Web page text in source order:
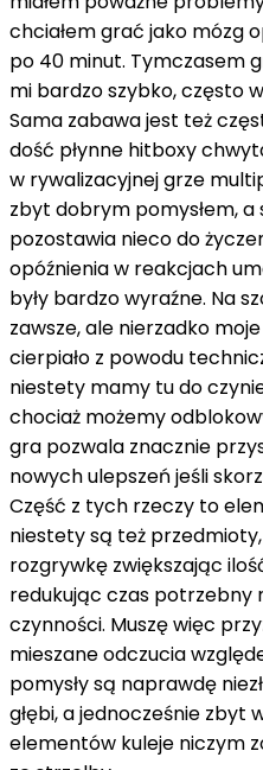
chciałem grać jako mózg
po 40 minut. Tymczasem
mi bardzo szybko, często
Sama zabawa jest też
dość płynne hitboxy
w rywalizacyjnej grze
zbyt dobrym pomysłem, a
pozostawia nieco do
opóźnienia w reakcjach
były bardzo wyraźne. Na
zawsze, ale nierzadko
cierpiało z powodu
niestety mamy tu do
chociaż możemy
gra pozwala znacznie
nowych ulepszeń jeśli
Część z tych rzeczy to
niestety są też
rozgrywkę zwiększając
redukując czas potrzebny
czynności. Muszę więc
mieszane odczucia
pomysły są naprawdę
głębi, a jednocześnie zbyt
elementów kuleje niczym